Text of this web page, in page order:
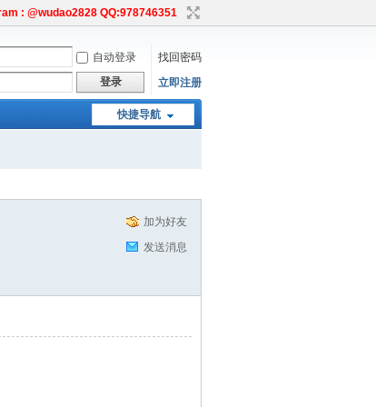
: @wudao2828 QQ:978746351
自动登录
找回密码
登录 立即注册
快捷导航
加为好友
发送消息